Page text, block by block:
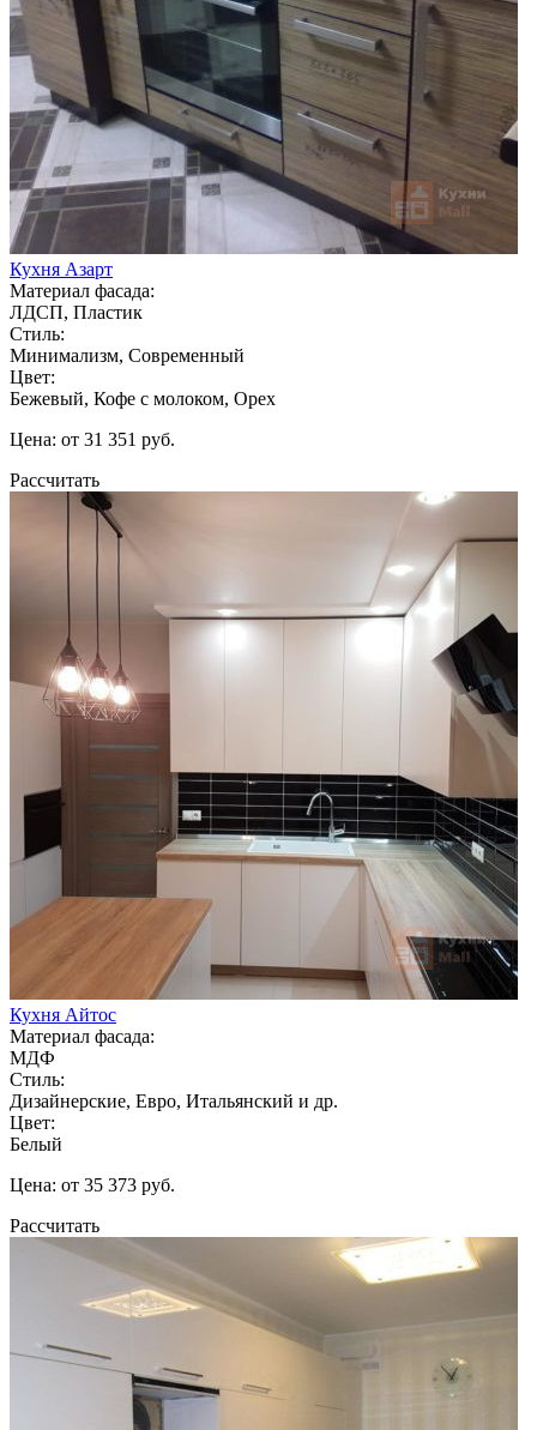
Кухня Азарт
Материал фасада:
ЛДСП, Пластик
Стиль:
Минимализм, Современный
Цвет:
Бежевый, Кофе с молоком, Орех
Цена: от 31 351 руб.
Рассчитать
Кухня Айтос
Материал фасада:
МДФ
Стиль:
Дизайнерские, Евро, Итальянский и др.
Цвет:
Белый
Цена: от 35 373 руб.
Рассчитать